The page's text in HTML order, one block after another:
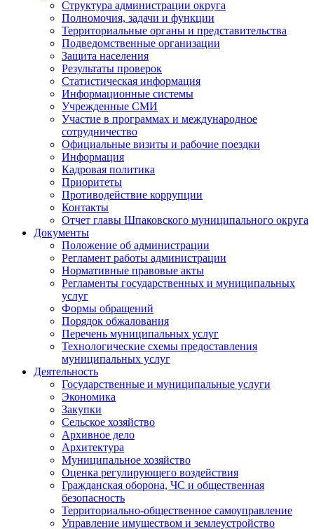
Структура администрации округа
Полномочия, задачи и функции
Территориальные органы и представительства
Подведомственные организации
Защита населения
Результаты проверок
Статистическая информация
Информационные системы
Учрежденные СМИ
Участие в программах и международное
сотрудничество
Официальные визиты и рабочие поездки
Информация
Кадровая политика
Приоритеты
Противодействие коррупции
Контакты
Отчет главы Шпаковского муниципального округа
Документы
Положение об администрации
Регламент работы администрации
Нормативные правовые акты
Регламенты государственных и муниципальных
услуг
Формы обращений
Порядок обжалования
Перечень муниципальных услуг
Технологические схемы предоставления
муниципальных услуг
Деятельность
Государственные и муниципальные услуги
Экономика
Закупки
Сельское хозяйство
Архивное дело
Архитектура
Муниципальное хозяйство
Оценка регулирующего воздействия
Гражданская оборона, ЧС и общественная
безопасность
Территориально-общественное самоуправление
Управление имуществом и землеустройство